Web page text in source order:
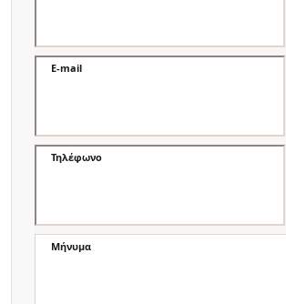
E-mail
Τηλέφωνο
Μήνυμα